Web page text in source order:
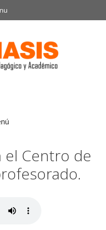
el Centro de